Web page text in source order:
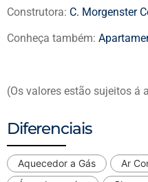
Construtora: C. Morgenster
Conheça também:
(Os valores estão sujeitos á
Diferenciais
Aquecedor a Gás
Ar